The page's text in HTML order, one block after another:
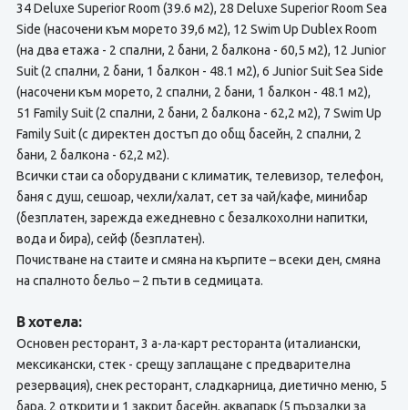
34 Deluxe Superior Room (39.6 м2), 28 Deluxe Superior Room Sea
Side (насочени към морето 39,6 м2), 12 Swim Up Dublex Room
(на два етажа - 2 спални, 2 бани, 2 балкона - 60,5 м2), 12 Junior
Suit (2 спални, 2 бани, 1 балкон - 48.1 м2), 6 Junior Suit Sea Side
(насочени към морето, 2 спални, 2 бани, 1 балкон - 48.1 м2),
51 Family Suit (2 спални, 2 бани, 2 балкона - 62,2 м2), 7 Swim Up
Family Suit (с директен достъп до общ басейн, 2 спални, 2
бани, 2 балкона - 62,2 м2).
Всички стаи са оборудвани с климатик, телевизор, телефон,
баня с душ, сешоар, чехли/халат, сет за чай/кафе, минибар
(безплатен, зарежда ежедневно с безалкохолни напитки,
вода и бира), сейф (безплатен).
Почистване на стаите и смяна на кърпите – всеки ден, смяна
на спалното бельо – 2 пъти в седмицата.
В хотела:
Основен ресторант, 3 а-ла-карт ресторанта (италиански,
мексикански, стек - срещу заплащане с предварителна
резервация), снек ресторант, сладкарница, диетично меню, 5
бара, 2 открити и 1 закрит басейн, аквапарк (5 пързалки за